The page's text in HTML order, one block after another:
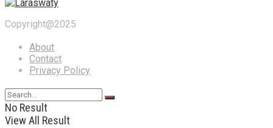
Copyright@2025
About
Contact
Privacy Policy
No Result
View All Result